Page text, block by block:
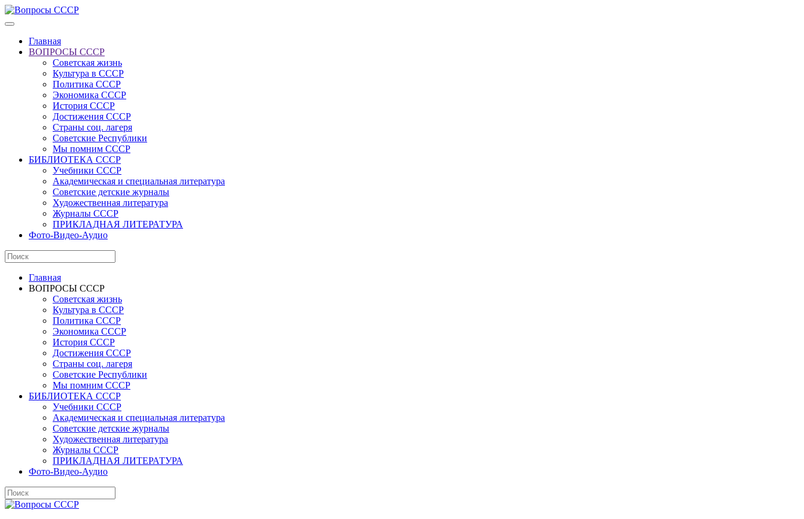
Главная
ВОПРОСЫ СССР
Советская жизнь
Культура в СССР
Политика СССР
Экономика СССР
История СССР
Достижения СССР
Страны соц. лагеря
Советские Республики
Мы помним СССР
БИБЛИОТЕКА СССР
Учебники СССР
Академическая и специальная литература
Советские детские журналы
Художественная литература
Журналы СССР
ПРИКЛАДНАЯ ЛИТЕРАТУРА
Фото-Видео-Аудио
Главная
ВОПРОСЫ СССР
Советская жизнь
Культура в СССР
Политика СССР
Экономика СССР
История СССР
Достижения СССР
Страны соц. лагеря
Советские Республики
Мы помним СССР
БИБЛИОТЕКА СССР
Учебники СССР
Академическая и специальная литература
Советские детские журналы
Художественная литература
Журналы СССР
ПРИКЛАДНАЯ ЛИТЕРАТУРА
Фото-Видео-Аудио